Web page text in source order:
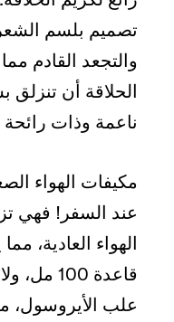
تصميم بلسم
والتجعد القادم
الحلاقة أن
ناعمة وذات رائحة
مكيفات الهواء
عند السفر! فهي
الهواء العادية،
قاعدة
علب الأيروسول،